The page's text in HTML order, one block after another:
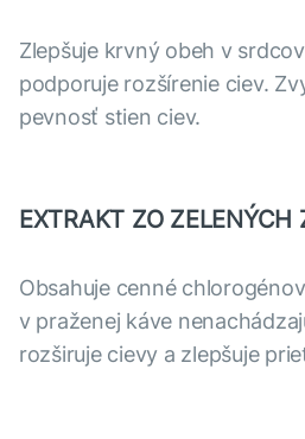
Zlepšuje krvný obeh v
podporuje rozšírenie ciev.
pevnosť stien ciev.
EXTRAKT ZO ZELENÝCH
Obsahuje cenné
v praženej káve
rozširuje cievy a zlepšuje